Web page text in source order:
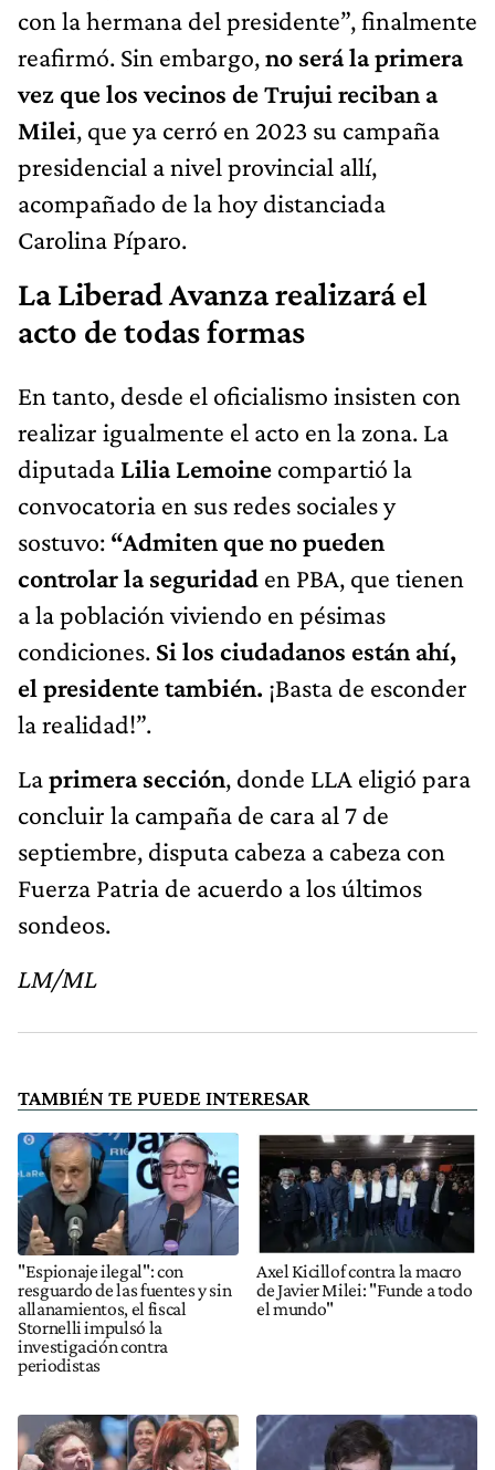
con la hermana del presidente”, finalmente
reafirmó. Sin embargo,no será la primera
vez que los vecinos de Trujui reciban a
Milei, que ya cerró en 2023 su campaña
presidencial a nivel provincial allí,
acompañado de la hoy distanciada
Carolina Píparo.
La Liberad Avanza realizará el
acto de todas formas
En tanto, desde el oficialismo insisten con
realizar igualmente el acto en la zona. La
diputada Lilia Lemoine compartió la
convocatoria en sus redes sociales y
sostuvo: “Admiten que no pueden
controlar la seguridad en PBA, que tienen
a la población viviendo en pésimas
condiciones. Si los ciudadanos están ahí,
el presidente también. ¡Basta de esconder
la realidad!”.
Laprimera sección, donde LLA eligió para
concluir la campaña de cara al 7 de
septiembre, disputa cabeza a cabeza con
Fuerza Patria de acuerdo a los últimos
sondeos.
LM/ML
TAMBIÉN TE PUEDE INTERESAR
"Espionaje ilegal": con
resguardo de las fuentes y sin
allanamientos, el fiscal
Stornelli impulsó la
investigación contra
periodistas
Axel Kicillof contra la macro
de Javier Milei: "Funde a todo
el mundo"